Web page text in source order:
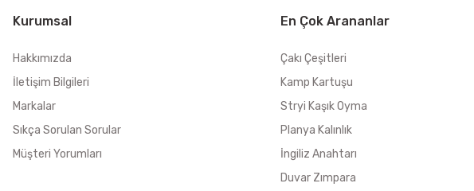
Kurumsal
Hakkımızda
İletişim Bilgileri
Markalar
Sıkça Sorulan Sorular
Müşteri Yorumları
En Çok Arananlar
Çakı Çeşitleri
Kamp Kartuşu
Stryi Kaşık Oyma
Planya Kalınlık
İngiliz Anahtarı
Duvar Zımpara